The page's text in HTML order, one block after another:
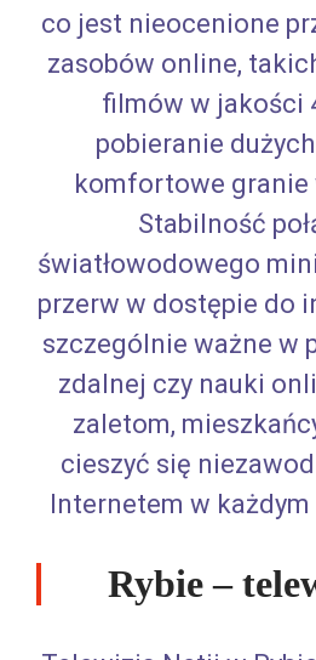
co jest nieocenione
zasobów online,
filmów w jakości
pobieranie
komfortowe granie
Stabilność
światłowodowego
przerw w dostępie do
szczególnie ważne w
zdalnej czy nauki
zaletom,
cieszyć się
Internetem w
Rybie –